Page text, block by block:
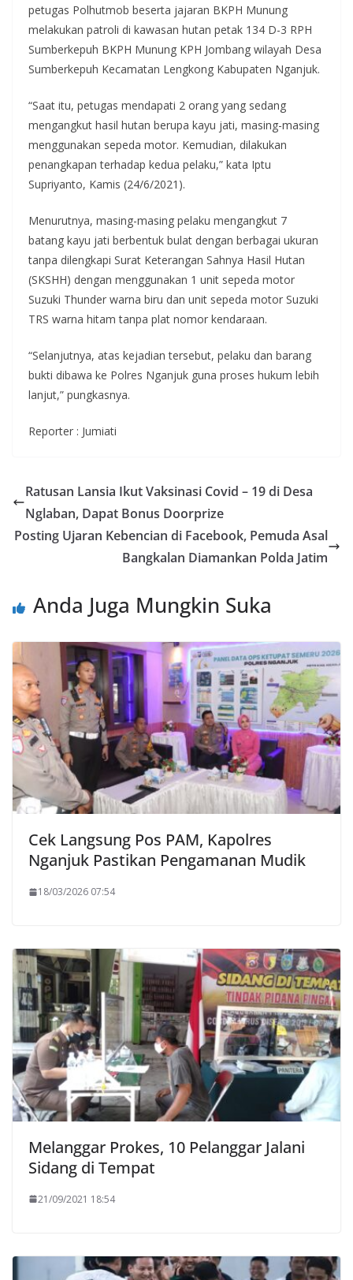
petugas Polhutmob beserta jajaran BKPH Munung
melakukan patroli di kawasan hutan petak 134 D-3 RPH
Sumberkepuh BKPH Munung KPH Jombang wilayah Desa
Sumberkepuh Kecamatan Lengkong Kabupaten Nganjuk.
“Saat itu, petugas mendapati 2 orang yang sedang
mengangkut hasil hutan berupa kayu jati, masing-masing
menggunakan sepeda motor. Kemudian, dilakukan
penangkapan terhadap kedua pelaku,” kata Iptu
Supriyanto, Kamis (24/6/2021).
Menurutnya, masing-masing pelaku mengangkut 7
batang kayu jati berbentuk bulat dengan berbagai ukuran
tanpa dilengkapi Surat Keterangan Sahnya Hasil Hutan
(SKSHH) dengan menggunakan 1 unit sepeda motor
Suzuki Thunder warna biru dan unit sepeda motor Suzuki
TRS warna hitam tanpa plat nomor kendaraan.
“Selanjutnya, atas kejadian tersebut, pelaku dan barang
bukti dibawa ke Polres Nganjuk guna proses hukum lebih
lanjut,” pungkasnya.
Reporter : Jumiati
Ratusan Lansia Ikut Vaksinasi Covid – 19 di Desa
Nglaban, Dapat Bonus Doorprize
Posting Ujaran Kebencian di Facebook, Pemuda Asal
Bangkalan Diamankan Polda Jatim
Anda Juga Mungkin Suka
Cek Langsung Pos PAM, Kapolres
Nganjuk Pastikan Pengamanan Mudik
18/03/2026 07:54
Melanggar Prokes, 10 Pelanggar Jalani
Sidang di Tempat
21/09/2021 18:54